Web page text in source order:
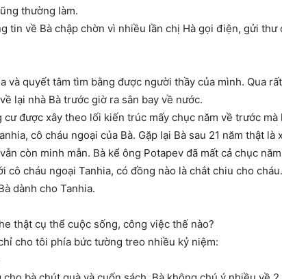
thường làm.
tin về Bà chập chờn vì nhiều lần chị Hà gọi điện, gửi thư
và quyết tâm tìm bằng được người thầy của mình. Qua
lại nhà Bà trước giờ ra sân bay về nước.
được xây theo lối kiến trúc mấy chục năm về trước mà
cô cháu ngoại của Bà. Gặp lại Bà sau 21 năm thật là
còn minh mẫn. Bà kể ông Potapev đã mất cả chục
cô cháu ngoại Tanhia, có đồng nào là chắt chiu cho
dành cho Tanhia.
thật cụ thể cuộc sống, công việc thế nào?
cho tôi phía bức tường treo nhiều kỷ niệm: